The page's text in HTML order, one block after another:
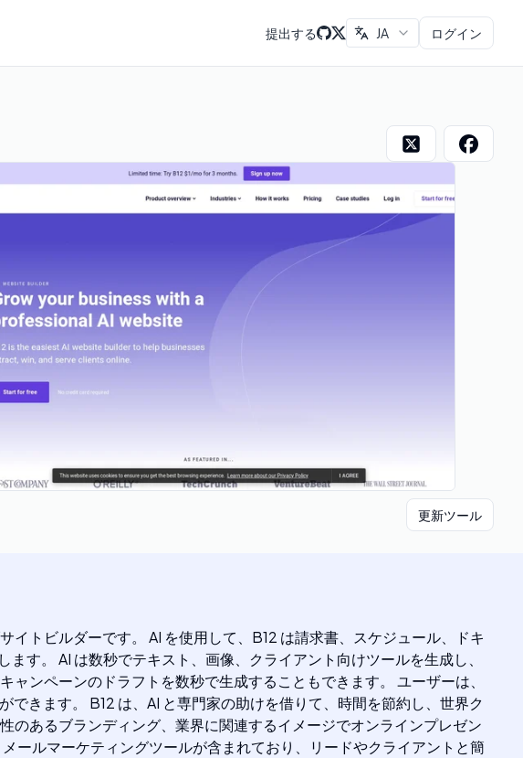
提出する JA ログイン
更新ツール
トビルダーです。 AI を使用して、B12 は請求書、スケジュール、ドキ
す。 AI は数秒でテキスト、画像、クライアント向けツールを生成し、
ンペーンのドラフトを数秒で生成することもできます。 ユーザーは、
きます。 B12 は、AI と専門家の助けを借りて、時間を節約し、世界ク
のあるブランディング、業界に関連するイメージでオンラインプレゼン
ールマーケティングツールが含まれており、リードやクライアントと簡